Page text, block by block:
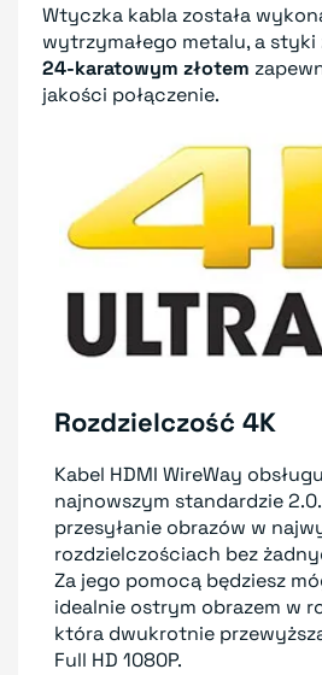
Wtyczka kabla została
wytrzymałego metalu, a
24-karatowym złotem
jakości połączenie.
Rozdzielczość 4K
Kabel HDMI WireWay
najnowszym standardzie
przesyłanie obrazów w
rozdzielczościach bez
Za jego pomocą będziesz
idealnie ostrym obrazem w
która dwukrotnie
Full HD 1080P.